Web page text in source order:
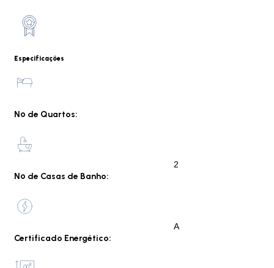
Especificações
Nº de Quartos:
Nº de Casas de Banho:
2
Certificado Energético:
A